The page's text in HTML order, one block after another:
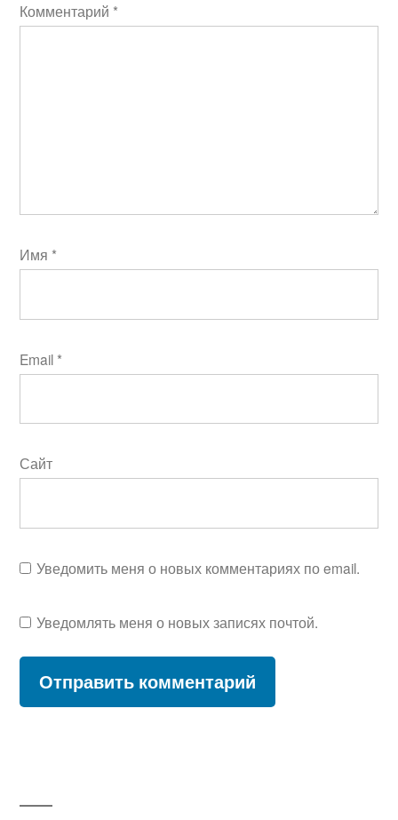
Комментарий *
Имя *
Email *
Сайт
Уведомить меня о новых комментариях по email.
Уведомлять меня о новых записях почтой.